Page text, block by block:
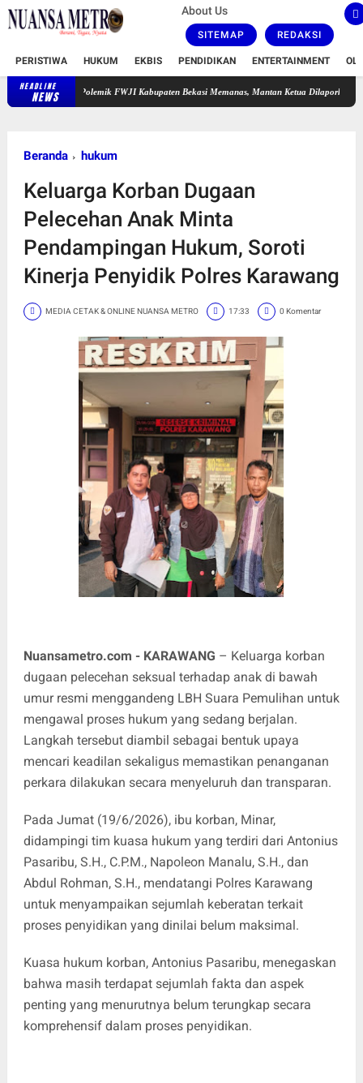
About Us
SITEMAP REDAKSI
PERISTIWA HUKUM EKBIS PENDIDIKAN ENTERTAINMENT
HEADLINE
NEWS
Polemik FWJI Kabupaten Bekasi Memanas, Mantan Ketua Dilaporkan ke Polisi
Beranda hukum
Keluarga Korban Dugaan
Pelecehan Anak Minta
Pendampingan Hukum, Soroti
Kinerja Penyidik Polres Karawang
MEDIA CETAK & ONLINE NUANSA METRO 17:33 0 Komentar
Nuansametro.com - KARAWANG – Keluarga korban
dugaan pelecehan seksual terhadap anak di bawah
umur resmi menggandeng LBH Suara Pemulihan untuk
mengawal proses hukum yang sedang berjalan.
Langkah tersebut diambil sebagai bentuk upaya
mencari keadilan sekaligus memastikan penanganan
perkara dilakukan secara menyeluruh dan transparan.
Pada Jumat (19/6/2026), ibu korban, Minar,
didampingi tim kuasa hukum yang terdiri dari Antonius
Pasaribu, S.H., C.P.M., Napoleon Manalu, S.H., dan
Abdul Rohman, S.H., mendatangi Polres Karawang
untuk menyampaikan sejumlah keberatan terkait
proses penyidikan yang dinilai belum maksimal.
Kuasa hukum korban, Antonius Pasaribu, menegaskan
bahwa masih terdapat sejumlah fakta dan aspek
penting yang menurutnya belum terungkap secara
komprehensif dalam proses penyidikan.